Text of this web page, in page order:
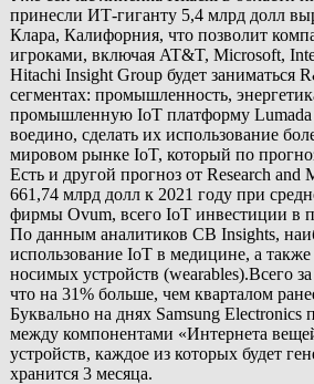
принесли ИТ-гиганту 5,4 млрд долл
Клара, Калифорния, что позволит
игроками, включая AT&T, Microsoft,
Hitachi Insight Group будет
сегментах: промышленность,
промышленную IoT платформу Lumada
воедино, сделать их использование
мировом рынке IoT, который по
Есть и другой прогноз от Research
661,74 млрд долл к 2021 году при
фирмы Ovum, всего IoT инвестиции в
По данным аналитиков CB Insights,
использование IoT в медицине, а
носимых устройств (wearables).Всего
что на 31% больше, чем кварталом
Буквально на днях Samsung
между компонентами «Интернета
устройств, каждое из которых будет
хранится 3 месяца.